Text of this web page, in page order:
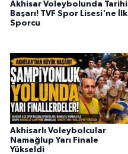
Akhisar Voleybolunda Tarihi
Başarı! TVF Spor Lisesi'ne İlk
Sporcu
Akhisarlı Voleybolcular
Namağlup Yarı Finale
Yükseldi